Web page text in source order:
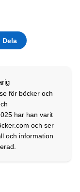
Dela
för böcker och
har han varit
och ser
och information